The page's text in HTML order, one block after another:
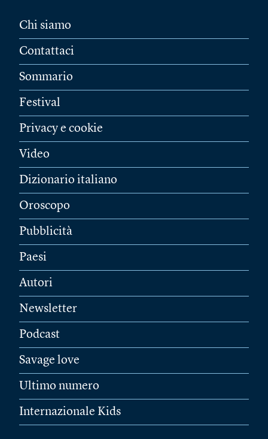
Chi siamo
Contattaci
Sommario
Festival
Privacy e cookie
Video
Dizionario italiano
Oroscopo
Pubblicità
Paesi
Autori
Newsletter
Podcast
Savage love
Ultimo numero
Internazionale Kids